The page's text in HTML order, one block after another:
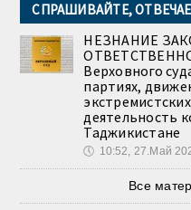
СПРАШИВАЙТЕ,
НЕЗНАНИЕ
Верховного
партиях,
деятельность
Таджикистане
🕔 10:52, 27.Май
Все